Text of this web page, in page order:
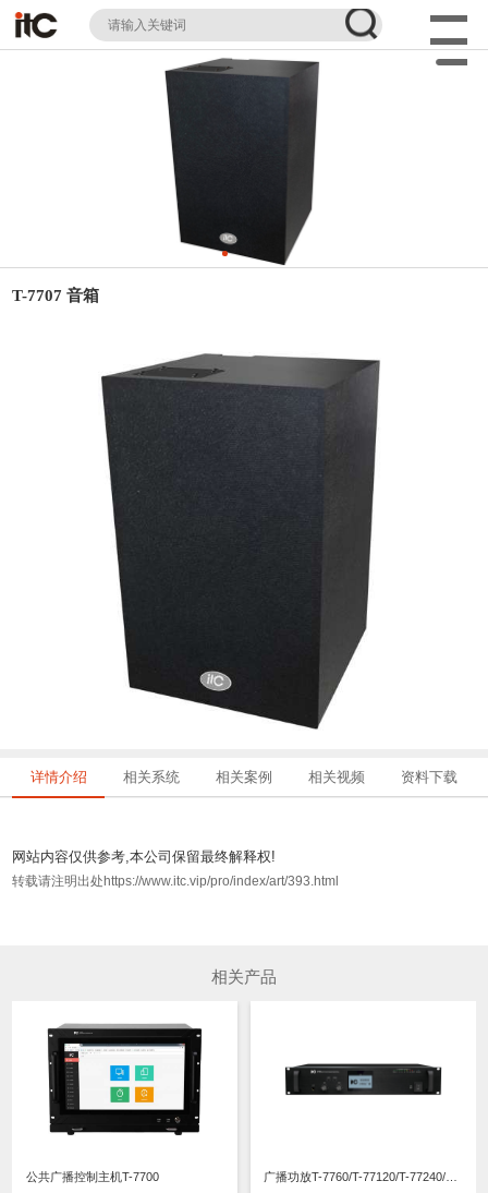
T-7707 音箱
详情介绍 相关系统 相关案例 相关视频 资料下载
网站内容仅供参考,本公司保留最终解释权!
转载请注明出处https://www.itc.vip/pro/index/art/393.html
相关产品
公共广播控制主机T-7700